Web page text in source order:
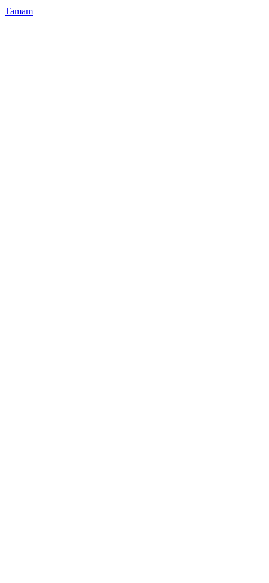
Tamam